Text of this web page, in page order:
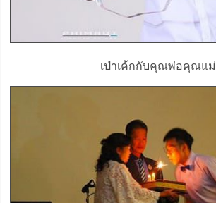
เป่าเค้กกับคุณพ่อคุณแม่